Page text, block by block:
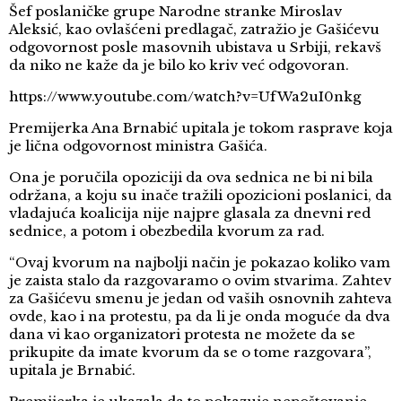
Šef poslaničke grupe Narodne stranke Miroslav
Aleksić, kao ovlašćeni predlagač, zatražio je Gašićevu
odgovornost posle masovnih ubistava u Srbiji, rekavš
da niko ne kaže da je bilo ko kriv već odgovoran.
https://www.youtube.com/watch?v=UfWa2uI0nkg
Premijerka Ana Brnabić upitala je tokom rasprave koja
je lična odgovornost ministra Gašića.
Ona je poručila opoziciji da ova sednica ne bi ni bila
održana, a koju su inače tražili opozicioni poslanici, da
vladajuća koalicija nije najpre glasala za dnevni red
sednice, a potom i obezbedila kvorum za rad.
“Ovaj kvorum na najbolji način je pokazao koliko vam
je zaista stalo da razgovaramo o ovim stvarima. Zahtev
za Gašićevu smenu je jedan od vaših osnovnih zahteva
ovde, kao i na protestu, pa da li je onda moguće da dva
dana vi kao organizatori protesta ne možete da se
prikupite da imate kvorum da se o tome razgovara”,
upitala je Brnabić.